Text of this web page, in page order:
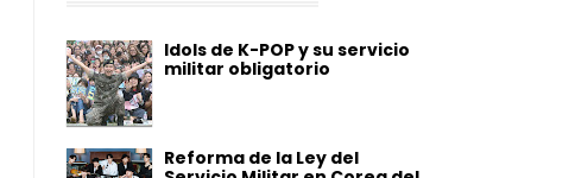
Idols de K-POP y su servicio
militar obligatorio
Reforma de la Ley del